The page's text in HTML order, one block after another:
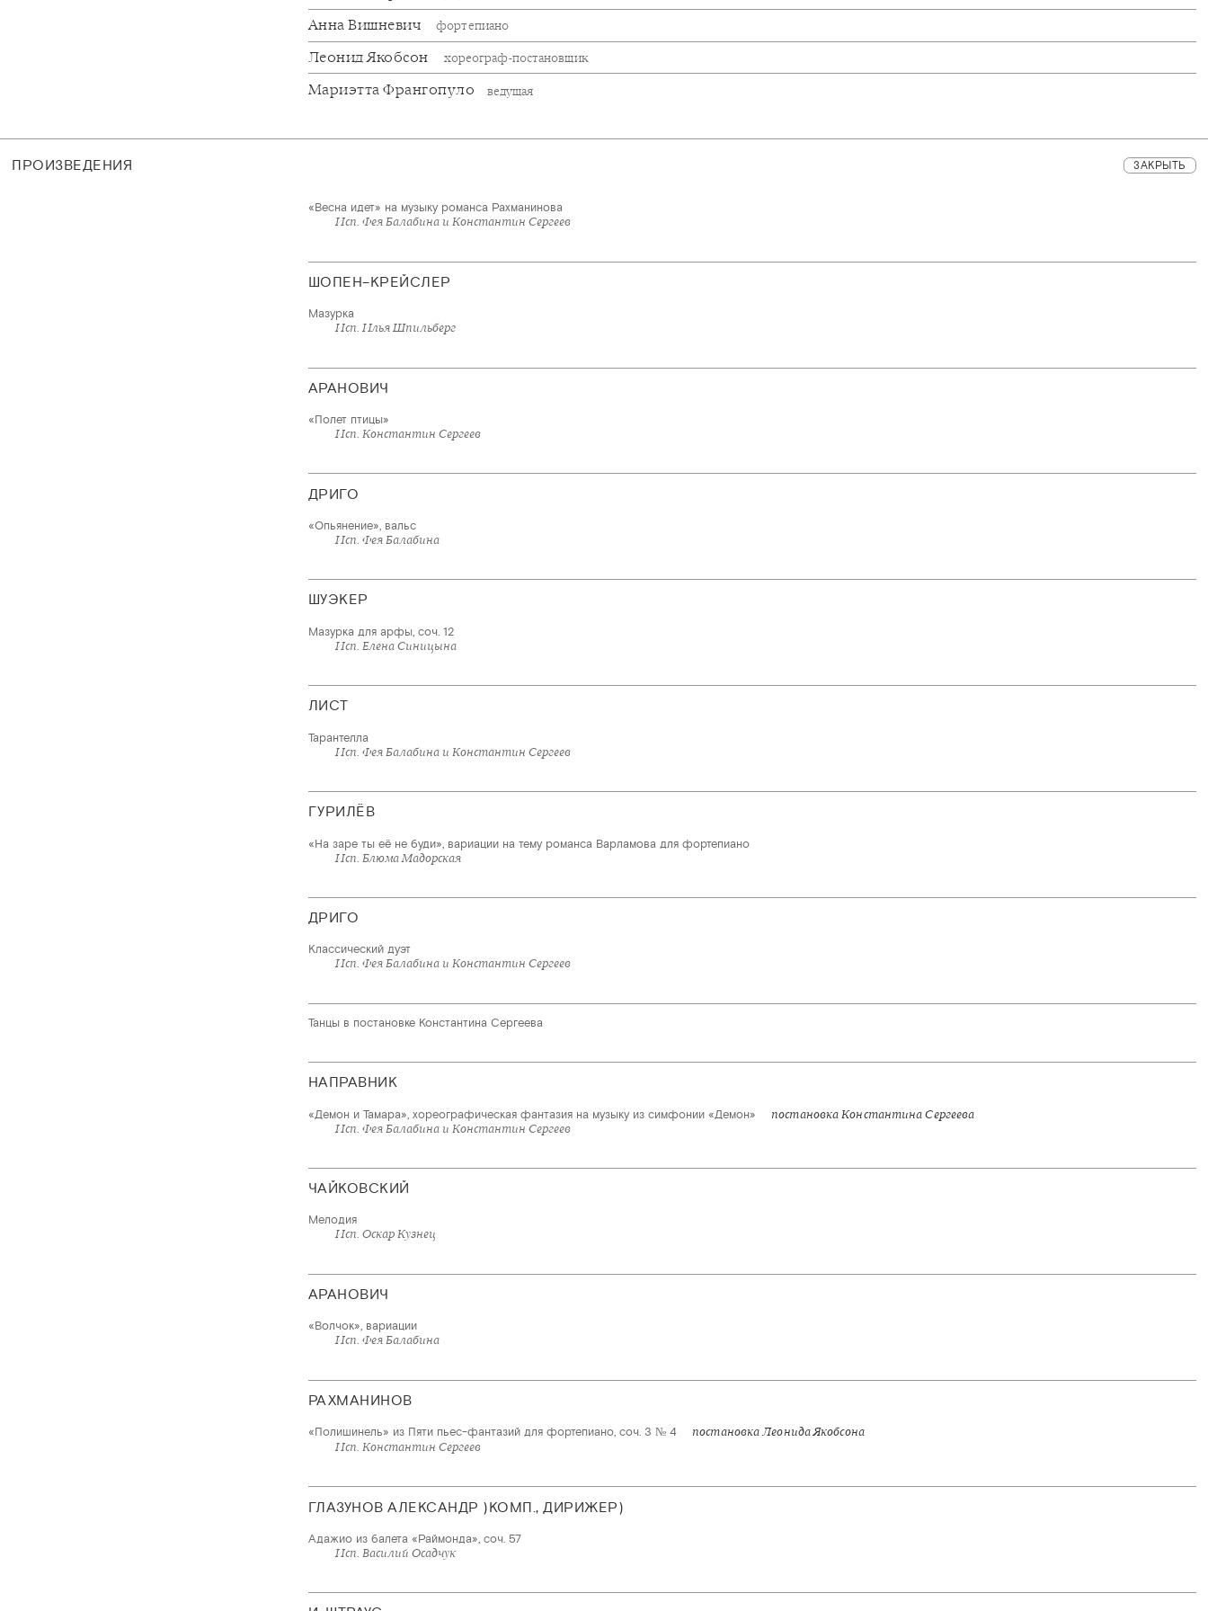
Анна Вишневич фортепиано
Леонид Якобсон хореограф-постановщик
Мариэтта Франгопуло ведущая
ПРОИЗВЕДЕНИЯ ЗАКРЫТЬ
«Весна идет» на музыку романса Рахманинова
Исп. Фея Балабина и Константин Сергеев
ШОПЕН–КРЕЙСЛЕР
Мазурка
Исп. Илья Шпильберг
АРАНОВИЧ
«Полет птицы»
Исп. Константин Сергеев
ДРИГО
«Опьянение», вальс
Исп. Фея Балабина
ШУЭКЕР
Мазурка для арфы, соч. 12
Исп. Елена Синицына
ЛИСТ
Тарантелла
Исп. Фея Балабина и Константин Сергеев
ГУРИЛЁВ
«На заре ты её не буди», вариации на тему романса Варламова для фортепиано
Исп. Блюма Мадорская
ДРИГО
Классический дуэт
Исп. Фея Балабина и Константин Сергеев
Танцы в постановке Константина Сергеева
НАПРАВНИК
«Демон и Тамара», хореографическая фантазия на музыку из симфонии «Демон»
постановка Константина Сергеева
Исп. Фея Балабина и Константин Сергеев
ЧАЙКОВСКИЙ
Мелодия
Исп. Оскар Кузнец
АРАНОВИЧ
«Волчок», вариации
Исп. Фея Балабина
РАХМАНИНОВ
«Полишинель» из Пяти пьес-фантазий для фортепиано, соч. 3 № 4
постановка Леонида Якобсона
Исп. Константин Сергеев
ГЛАЗУНОВ АЛЕКСАНДР )КОМП., ДИРИЖЕР)
Адажио из балета «Раймонда», соч. 57
Исп. Василий Осадчук